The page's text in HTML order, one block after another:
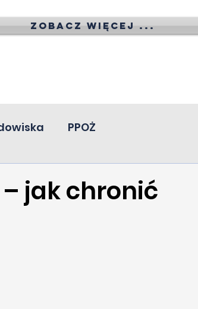
Zobacz więcej ...
PPOŻ
jak chronić